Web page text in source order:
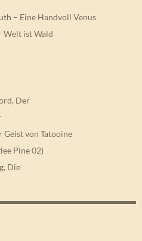
– Eine Handvoll Venus
Welt ist Wald
Der
Geist von Tatooine
Pine 02)
Die